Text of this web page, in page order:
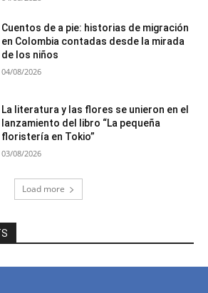
Cuentos de a pie: historias de migración
en Colombia contadas desde la mirada
de los niños
04/08/2026
La literatura y las flores se unieron en el
lanzamiento del libro “La pequeña
floristería en Tokio”
03/08/2026
Load more